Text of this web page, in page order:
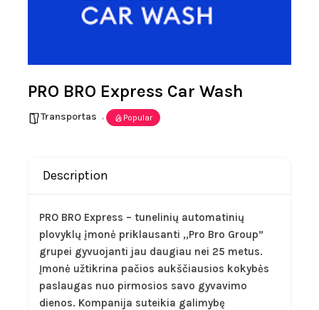
PRO BRO Express Car Wash
Transportas Popular
Description
PRO BRO Express – tunelinių automatinių
plovyklų įmonė priklausanti ,,Pro Bro Group”
grupei gyvuojanti jau daugiau nei 25 metus.
Įmonė užtikrina pačios aukščiausios kokybės
paslaugas nuo pirmosios savo gyvavimo
dienos. Kompanija suteikia galimybę